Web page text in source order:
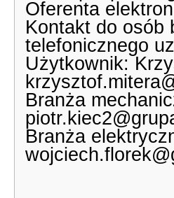
Oferenta
Kontakt do osób
telefonicznego
Użytkownik:
Branża
Branża